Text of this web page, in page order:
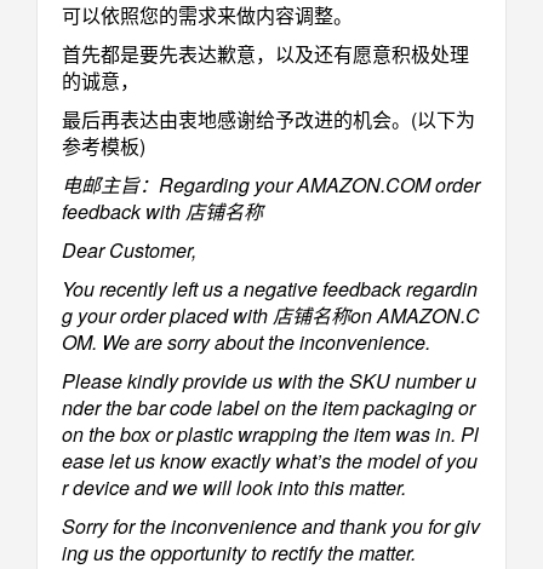
可以依照您的需求来做内容调整。
首先都是要先表达歉意，以及还有愿意积极处理
的诚意，
最后再表达由衷地感谢给予改进的机会。(以下为
参考模板)
电邮主旨：Regarding your AMAZON.COM order
feedback with 店铺名称
Dear Customer,
You recently left us a negative feedback regardin
g your order placed with 店铺名称on AMAZON.C
OM. We are sorry about the inconvenience.
Please kindly provide us with the SKU number u
nder the bar code label on the item packaging or
on the box or plastic wrapping the item was in. Pl
ease let us know exactly what’s the model of you
r device and we will look into this matter.
Sorry for the inconvenience and thank you for giv
ing us the opportunity to rectify the matter.